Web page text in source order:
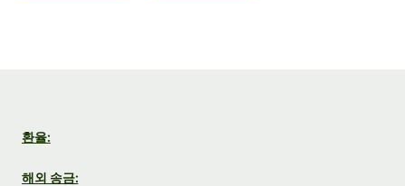
환율:
해외 송금: